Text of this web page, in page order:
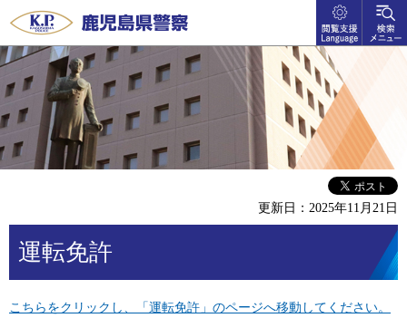
鹿児島県警察
閲覧支
援
language
検索メ
ニュー
更新日：2025年11月21日
運転免許
こちらをクリックし、「運転免許」のページへ移動してください。